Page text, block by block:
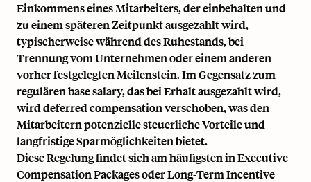
Einkommens eines Mitarbeiters, der einbehalten und
zu einem späteren Zeitpunkt ausgezahlt wird,
typischerweise während des Ruhestands, bei
Trennung vom Unternehmen oder einem anderen
vorher festgelegten Meilenstein. Im Gegensatz zum
regulärenbase salary, das bei Erhalt ausgezahlt wird,
wird deferred compensation verschoben, was den
Mitarbeitern potenzielle steuerliche Vorteile und
langfristige Sparmöglichkeiten bietet.
Diese Regelung findet sich am häufigsten in Executive
Compensation Packages oder Long-Term Incentive